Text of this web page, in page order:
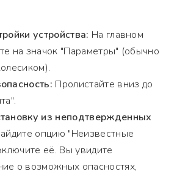
устройства: На главном
на значок "Параметры" (обычно
Пролистайте вниз до
из неподтвержденных
опцию "Неизвестные
её. Вы увидите
о возможных опасностях,